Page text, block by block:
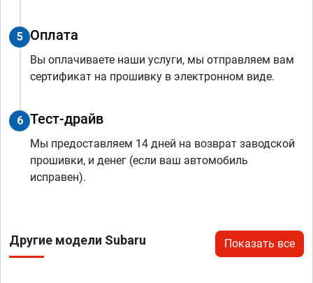
5 Оплата
Вы оплачиваете наши услуги, мы отправляем вам
сертификат на прошивку в электронном виде.
6 Тест-драйв
Мы предоставляем 14 дней на возврат заводской
прошивки, и денег (если ваш автомобиль
исправен).
Другие модели Subaru Показать все